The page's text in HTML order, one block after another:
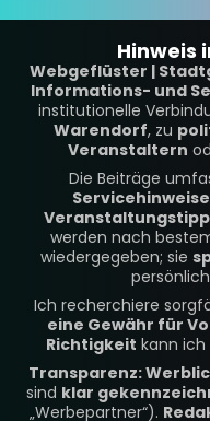
Hinweis
Webgeflüster |
Informations- und
institutionelle
Warendorf, zu
Veranstaltern
Die Beiträge
Servicehinweise
werden nach
wiedergegeben; sie
Ich recherchiere
eine Gewähr für
Richtigkeit kann
Transparenz:
sind klar
„Werbepartner“).